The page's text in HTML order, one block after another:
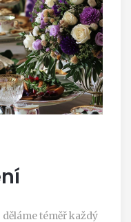
téměř každý